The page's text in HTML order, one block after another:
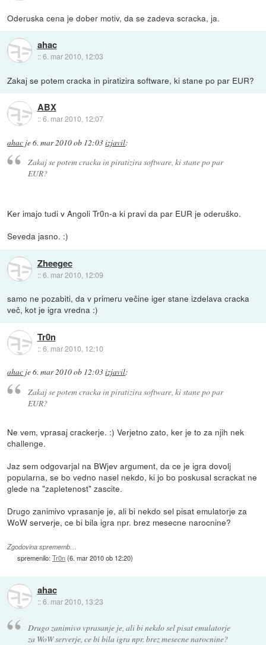
Oderuska cena je dober motiv, da se zadeva scracka, ja.
ahac
::6. mar 2010, 12:03
Zakaj se potem cracka in piratizira software, ki stane po par EUR?
ABX
::6. mar 2010, 12:07
ahac je6. mar 2010 ob 12:03izjavil:
Zakaj se potem cracka in piratizira software, ki stane po par
EUR?
Ker imajo tudi v Angoli Tr0n-a ki pravi da par EUR je oderuško.
Seveda jasno. :)
Zheegec
::6. mar 2010, 12:09
samo ne pozabiti, da v primeru večine iger stane izdelava cracka
več, kot je igra vredna :)
Tr0n
::6. mar 2010, 12:10
ahac je6. mar 2010 ob 12:03izjavil:
Zakaj se potem cracka in piratizira software, ki stane po par
EUR?
Ne vem, vprasaj crackerje. :) Verjetno zato, ker je to za njih nek
challenge.
Jaz sem odgovarjal na BWjev argument, da ce je igra dovolj
popularna, se bo vedno nasel nekdo, ki jo bo poskusal scrackat ne
glede na "zapletenost" zascite.
Drugo zanimivo vprasanje je, ali bi nekdo sel pisat emulatorje za
WoW serverje, ce bi bila igra npr. brez mesecne narocnine?
Zgodovina sprememb…
spremenilo:Tr0n(6. mar 2010 ob 12:20)
ahac
::6. mar 2010, 13:23
Drugo zanimivo vprasanje je, ali bi nekdo sel pisat emulatorje
za WoW serverje, ce bi bila igra npr. brez mesecne narocnine?